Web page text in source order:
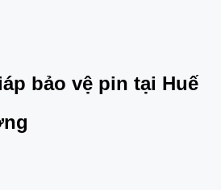
bảo vệ pin tại Huế